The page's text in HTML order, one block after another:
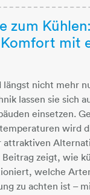
zum Kühlen:
mit
nicht mehr
lassen sie sich
einsetzen.
wird
attraktiven
Beitrag zeigt, wie
welche
zu achten ist –